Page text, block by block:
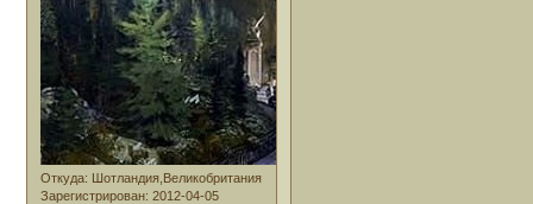
Откуда: Шотландия,Великобритания
Зарегистрирован: 2012-04-05